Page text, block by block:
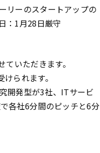
リーのスタートアップの
：1月28日厳守
いただきます。
られます。
開発型が3社、ITサービ
各社6分間のピッチと6分